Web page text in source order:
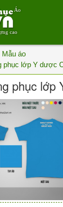
Áo
cao
Mẫu áo
phục lớp Y dược
phục lớp